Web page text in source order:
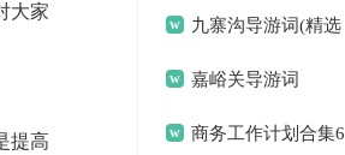
大家
提高
九寨沟导游词(精选
15篇)嘉峪关导游词
商务工作计划合集6